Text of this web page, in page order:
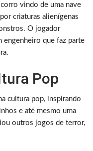
vindo de uma nave
criaturas alienígenas
O jogador
engenheiro que faz parte
Pop
cultura pop, inspirando
e até mesmo uma
outros jogos de terror,